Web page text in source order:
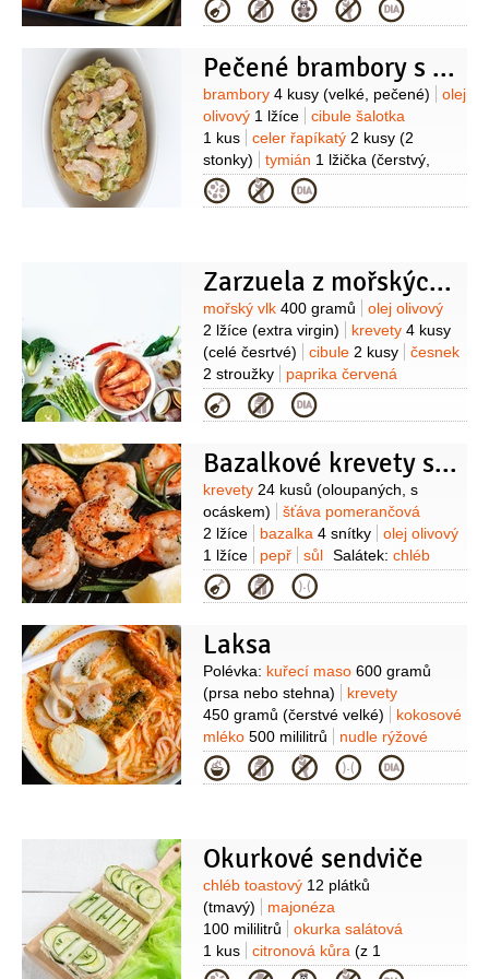
240 gramů
vejce 4 kusy
voda
kukuřičná (škrob)
olej(na smažení
rostlinný:sezamový 10:1)
250 mililitrů (suché nejlépe
Kategorie
Pečené brambory s krevetami
Suroviny
brambory 4 kusy (velké, pečené)
olej
olivový 1 lžíce
cibule šalotka
1 kus
celer řapíkatý 2 kusy (2
stonky)
tymián 1 lžička (čerstvý,
nakrájený)
vývar kuřecí
1,7 decilitru
smetana na vaření
Kategorie
Zarzuela z mořských ryb a plodů s bílým chřestem
Suroviny
mořský vlk 400 gramů
olej olivový
2 lžíce (extra virgin) krevety 4 kusy
(celé česrtvé)
cibule 2 kusy
česnek
2 stroužky
paprika červená
1 kus
rajčata drcená
(polpa)
mouka1 lžíce (hladká)
víno
Kategorie
Bazalkové krevety s melounovým salátkem
Suroviny
krevety 24 kusů (oloupaných, s
ocáskem)
šťáva pomerančová
2 lžíce
bazalka 4 snítky
olej olivový
1 lžíce
pepř sůl Salátek: chléb
4 plátky
olej olivový
100 mililitrů
česnek
(bez semínek)
(červeného)
bazalka 2 snítky
cibule
bílá
1 kus pepř sůl
Kategorie
Laksa
Suroviny
Polévka: kuřecí maso 600 gramů
(prsa nebo stehna)
krevety
450 gramů (čerstvé velké)
kokosové
mléko 500 mililitrů
nudle rýžové
450 gramů
(tenké)
vývar kuřecí
1,5 litru
cukr třtinový1 lžíce
(sušená)
sušené krevety
2 lžíce
cibule šalotka5 kusů
česnek
3 stroužky (galangal) zázvor
cm)
citronová tráva
1 lžička
ořechy kešu8 kusů
makadamové ořechy)
Tom yum
Kategorie
Okurkové sendviče
Suroviny
chléb toastový 12 plátků
(tmavý)
majonéza
100 mililitrů
okurka salátová
1 kus
citronová kůra (z 1
citronu)
krevety 12 kusů